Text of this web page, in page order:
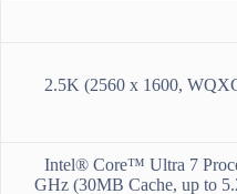
2.5K (2560 x 1600,
Intel® Core™ Ultra 7
GHz (30MB Cache, up to